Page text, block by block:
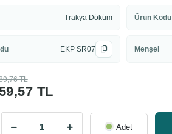
Trakya Döküm Ürün Kodu
EKP SR07 Menşei
TL
TL
Adet